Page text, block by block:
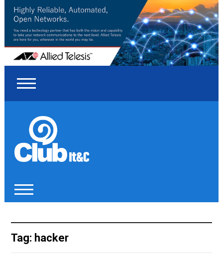
Tag: hacker